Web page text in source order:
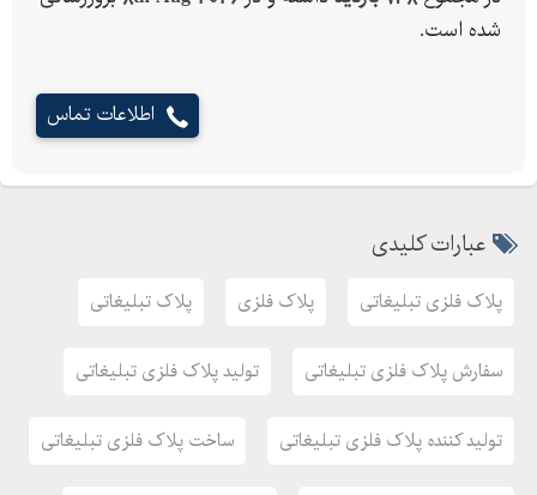
شده است.
اطلاعات تماس
عبارات کلیدی
پلاک فلزی تبلیغاتی پلاک فلزی پلاک تبلیغاتی
سفارش پلاک فلزی تبلیغاتی تولید پلاک فلزی تبلیغاتی
تولید کننده پلاک فلزی تبلیغاتی ساخت پلاک فلزی تبلیغاتی